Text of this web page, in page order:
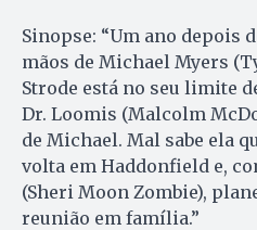
Sinopse: “Um ano depois
mãos de Michael Myers
Strode está no seu limite
Dr. Loomis (Malcolm
de Michael. Mal sabe ela
volta em Haddonfield e,
(Sheri Moon Zombie),
reunião em família.”